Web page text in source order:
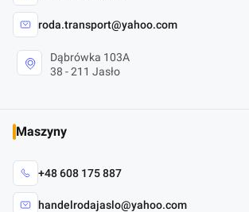
roda.transport@yahoo.com
Dąbrówka 103A
38 - 211 Jasło
Maszyny
+48 608 175 887
handelrodajaslo@yahoo.com